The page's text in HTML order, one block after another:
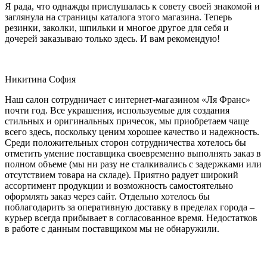
Я рада, что однажды прислушалась к совету своей знакомой и
заглянула на страницы каталога этого магазина. Теперь
резинки, заколки, шпильки и многое другое для себя и
дочерей заказываю только здесь. И вам рекомендую!
Никитина София
Наш салон сотрудничает с интернет-магазином «Ля Франс»
почти год. Все украшения, используемые для создания
стильных и оригинальных причесок, мы приобретаем чаще
всего здесь, поскольку ценим хорошее качество и надежность.
Среди положительных сторон сотрудничества хотелось бы
отметить умение поставщика своевременно выполнять заказ в
полном объеме (мы ни разу не сталкивались с задержками или
отсутствием товара на складе). Приятно радует широкий
ассортимент продукции и возможность самостоятельно
оформлять заказ через сайт. Отдельно хотелось бы
поблагодарить за оперативную доставку в пределах города –
курьер всегда прибывает в согласованное время. Недостатков
в работе с данным поставщиком мы не обнаружили.